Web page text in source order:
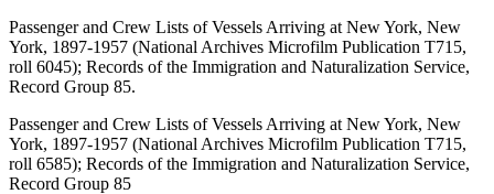
Passenger and Crew Lists of Vessels Arriving at New York, New
York, 1897-1957 (National Archives Microfilm Publication T715,
roll 6045); Records of the Immigration and Naturalization Service,
Record Group 85.
Passenger and Crew Lists of Vessels Arriving at New York, New
York, 1897-1957 (National Archives Microfilm Publication T715,
roll 6585); Records of the Immigration and Naturalization Service,
Record Group 85